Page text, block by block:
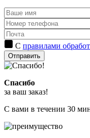
С правилами
Отправить
Спасибо
за ваш заказ!
С вами в течении 30